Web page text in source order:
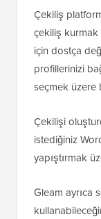
Çekiliş
çekiliş kurmak
için dostça
profillerinizi
seçmek üzere
Çekilişi
istediğiniz
yapıştırmak
Gleam ayrıca